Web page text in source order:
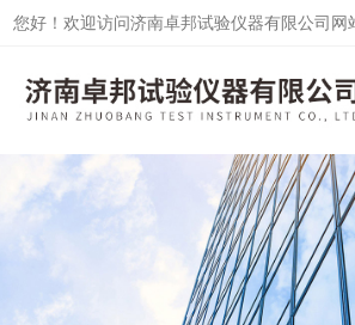
您好！欢迎访问济南卓邦试验仪器有限公司网